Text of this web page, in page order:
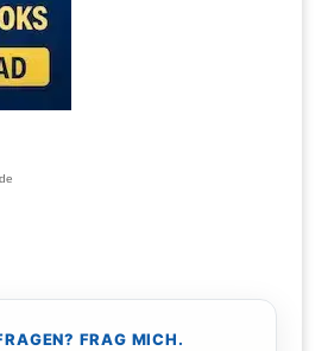
FRAG MICH.